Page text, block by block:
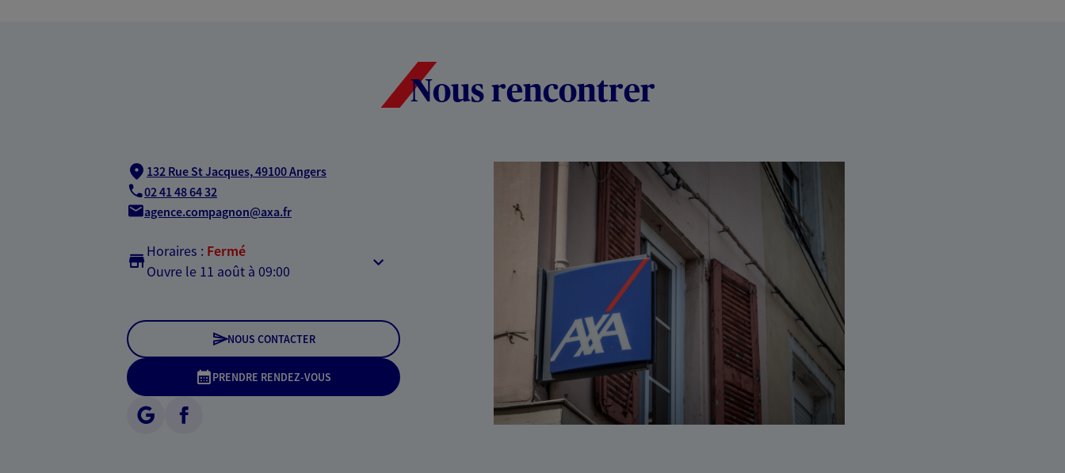
Nous rencontrer
132 Rue St Jacques,49100 Angers
02 41 48 64 32
agence.compagnon@axa.fr
Horaires : Fermé
Ouvre le 11 août à 09:00
NOUS CONTACTER
PRENDRE RENDEZ-VOUS